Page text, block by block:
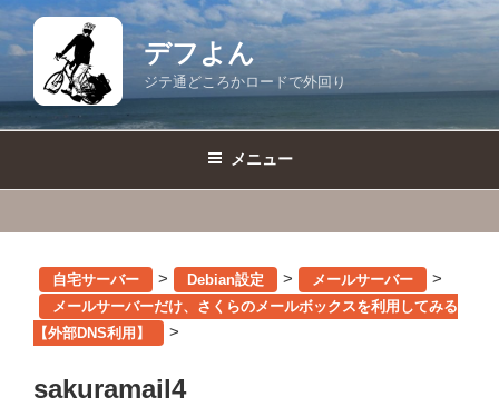
コ
ン
デフよん
ジテ通どころかロードで外回り
メニュー
自宅サーバー > Debian設定 > メールサーバー >
メールサーバーだけ、さくらのメールボックスを利用してみる
【外部DNS利用】
>
sakuramail4